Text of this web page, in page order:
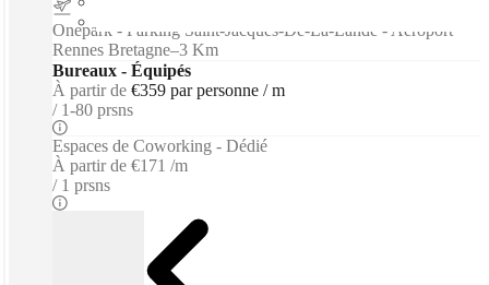
Onepark - Parking Saint-Jacques-De-La-Lande - Aéroport
Rennes Bretagne–3 Km
Bureaux - Équipés
À partir de €359 par personne / m
1-80 prsns
Espaces de Coworking - Dédié
À partir de €171 /m
1 prsns